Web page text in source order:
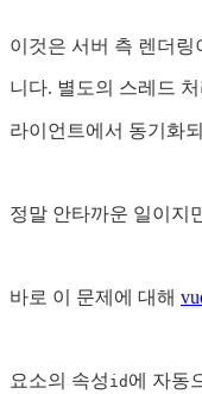
이것은 서버 측 렌더
니다. 별도의 스레드
라이언트에서 동기화
정말 안타까운 일이지
바로 이 문제에 대해
요소의 속성 id 에 자동